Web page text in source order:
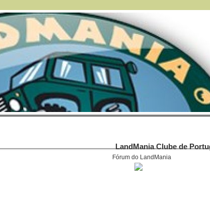
LandMania Clube de
Fórum do LandMania